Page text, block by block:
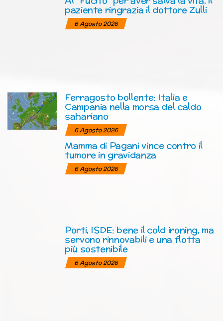
paziente ringrazia il dottore Zulli
6 Agosto 2026
Ferragosto bollente: Italia e
Campania nella morsa del caldo
sahariano
6 Agosto 2026
Mamma di Pagani vince contro il
tumore in gravidanza
6 Agosto 2026
Porti, ISDE: bene il cold ironing, ma
servono rinnovabili e una flotta
più sostenibile
6 Agosto 2026